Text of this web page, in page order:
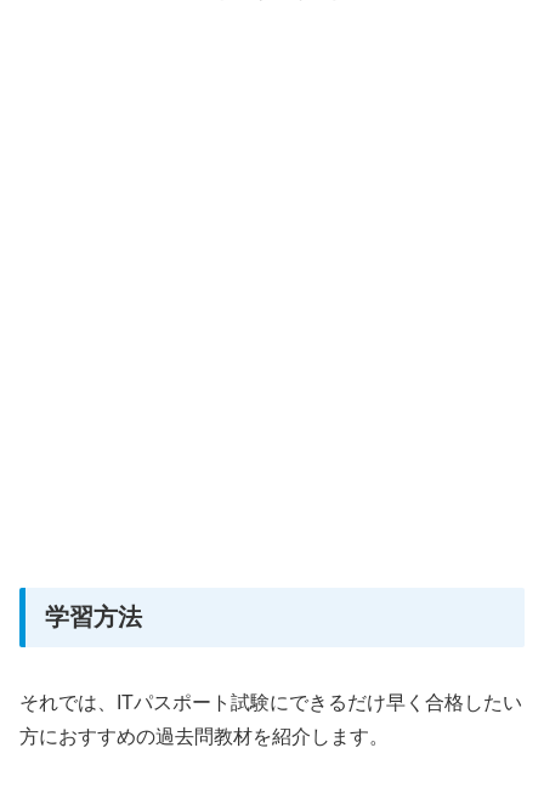
学習方法
それでは、ITパスポート試験にできるだけ早く合格したい
方におすすめの過去問教材を紹介します。